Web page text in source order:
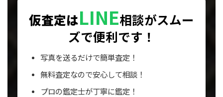
仮査定はLINE相談がスムー
ズで便利です！
写真を送るだけで簡単査定！
無料査定なので安心して相談！
プロの鑑定士が丁寧に鑑定！